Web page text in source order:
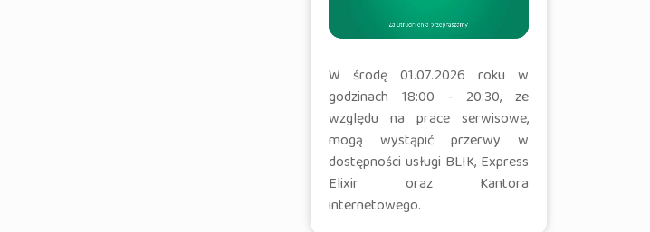
W środę 01.07.2026 roku w
godzinach 18:00 - 20:30, ze
względu na prace serwisowe,
mogą wystąpić przerwy w
dostępności usługi BLIK, Express
Elixir oraz Kantora
internetowego.